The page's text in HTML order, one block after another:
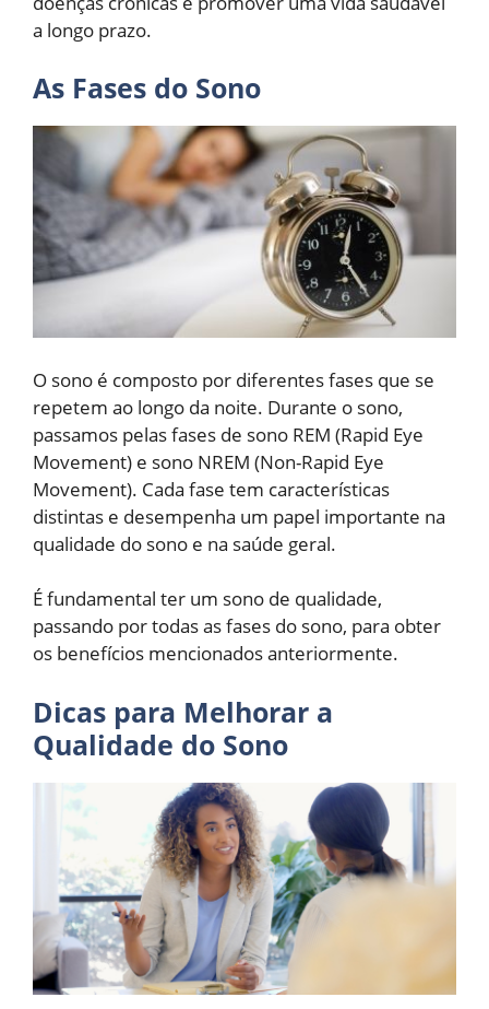
a longo prazo.
As Fases do Sono
O sono é composto por diferentes fases que se
repetem ao longo da noite. Durante o sono,
passamos pelas fases de sono REM (Rapid Eye
Movement) e sono NREM (Non-Rapid Eye
Movement). Cada fase tem características
distintas e desempenha um papel importante na
qualidade do sono e na saúde geral.
É fundamental ter um sono de qualidade,
passando por todas as fases do sono, para obter
os benefícios mencionados anteriormente.
Dicas para Melhorar a
Qualidade do Sono